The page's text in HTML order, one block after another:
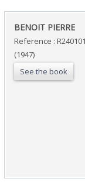
‎BENOIT PIERRE‎
Reference :
(1947)
See the book